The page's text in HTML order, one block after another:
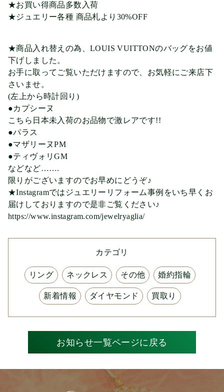
★お買い得商品多数入荷
★ジュエリー各種 商品札より30%OFF
★商品入れ替えの為、LOUIS VUITTONのバッグをお値
下げしました。
お手に取ってご覧いただけますので、お気軽にご来店下
さいませ。
(左上から時計回り)
●カプシーヌ
こちら日本未入荷のお品物で激レアです!!
●パラス
●マザリーヌPM
●ティヴォリGM
などなど…….
限りがございますのでお早めにどうぞ♪
★Instagramではジュエリーリフォーム事例をいち早くお
届けしておりますので是非ご覧ください♪
https://www.instagram.com/jewelryaglia/
カテゴリ
リング ネックレス その他 婚約指輪
新着情報 ダイヤモンド 買取り
お知らせ一覧ページに戻る